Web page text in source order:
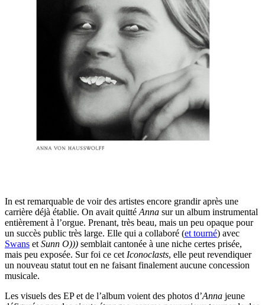
In est remarquable de voir des artistes encore grandir après une
carrière déjà établie. On avait quitté Anna sur un album instrumental
entièrement à l’orgue. Prenant, très beau, mais un peu opaque pour
un succès public très large. Elle qui a collaboré (et tourné) avec
Swans et Sunn O))) semblait cantonée à une niche certes prisée,
mais peu exposée. Sur foi ce cet Iconoclasts, elle peut revendiquer
un nouveau statut tout en ne faisant finalement aucune concession
musicale.
Les visuels des EP et de l’album voient des photos d’Anna jeune